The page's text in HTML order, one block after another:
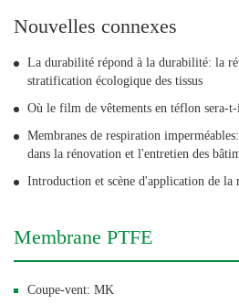
Nouvelles connexes
La durabilité répond à la durabilité: la
stratification écologique des tissus
Où le film de vêtements en téflon sera-
Membranes de respiration
dans la rénovation et l'entretien des
Introduction et scène d'application de la
Membrane PTFE
Coupe-vent: MK